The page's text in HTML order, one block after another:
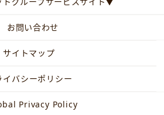
お問い合わせ
サイトマップ
イバシーポリシー
Privacy Policy